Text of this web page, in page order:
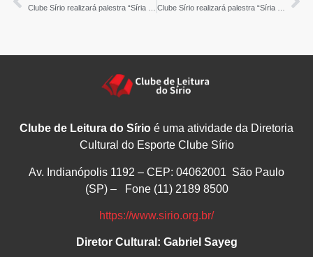
Clube de Leitura do Sírio é uma atividade da Diretoria
Cultural do Esporte Clube Sírio
Av. Indianópolis 1192 – CEP: 04062001 São Paulo
(SP) – Fone (11) 2189 8500
https://www.sirio.org.br/
Diretor Cultural: Gabriel Sayeg